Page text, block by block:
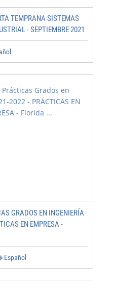
TEMPRANA SISTEMAS
- SEPTIEMBRE 2021
GRADOS EN INGENIERÍA
EN EMPRESA -
Español